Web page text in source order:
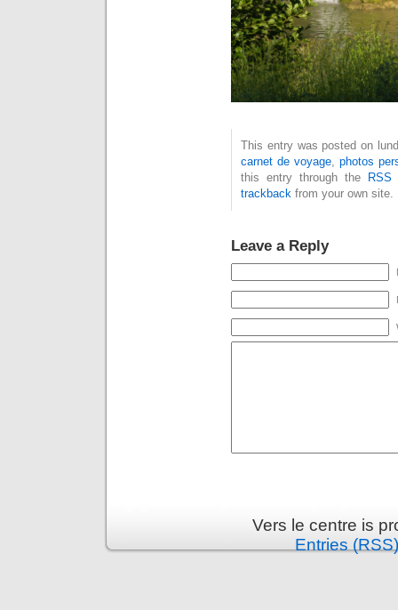
This entry was posted on
carnet de voyage, photos
this entry through the RSS
trackback from your own site.
Leave a Reply
Vers le centre is
Entries (RSS)